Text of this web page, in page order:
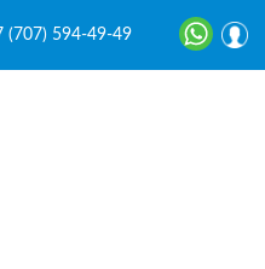
(707) 594-49-49